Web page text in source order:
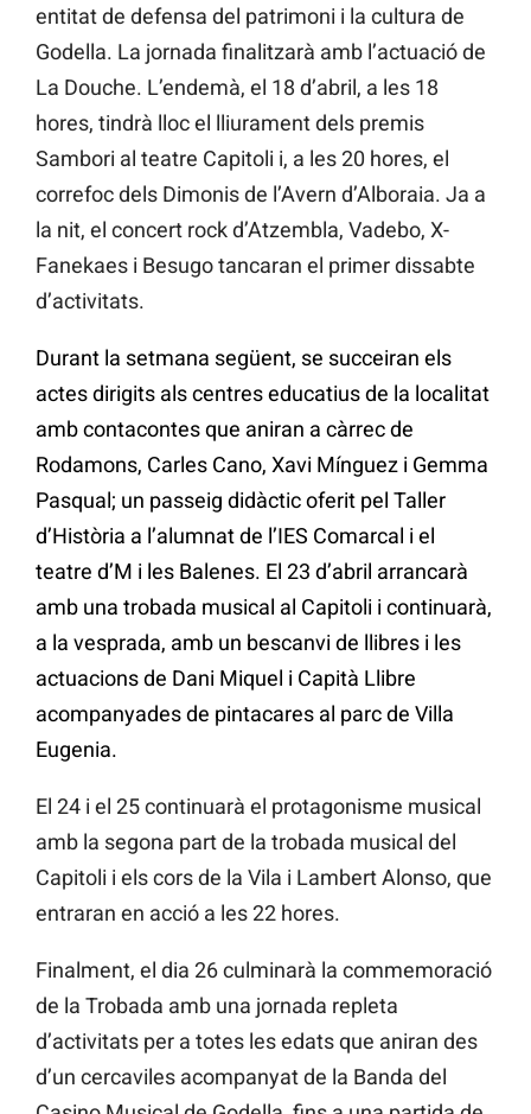
entitat de defensa del patrimoni i la cultura de
Godella. La jornada finalitzarà amb l’actuació de
La Douche. L’endemà, el 18 d’abril, a les 18
hores, tindrà lloc el lliurament dels premis
Sambori al teatre Capitoli i, a les 20 hores, el
correfoc dels Dimonis de l’Avern d’Alboraia. Ja a
la nit, el concert rock d’Atzembla, Vadebo, X-
Fanekaes i Besugo tancaran el primer dissabte
d’activitats.
Durant la setmana següent, se succeiran els
actes dirigits als centres educatius de la localitat
amb contacontes que aniran a càrrec de
Rodamons, Carles Cano, Xavi Mínguez i Gemma
Pasqual; un passeig didàctic oferit pel Taller
d’Història a l’alumnat de l’IES Comarcal i el
teatre d’M i les Balenes. El 23 d’abril arrancarà
amb una trobada musical al Capitoli i continuarà,
a la vesprada, amb un bescanvi de llibres i les
actuacions de Dani Miquel i Capità Llibre
acompanyades de pintacares al parc de Villa
Eugenia.
El 24 i el 25 continuarà el protagonisme musical
amb la segona part de la trobada musical del
Capitoli i els cors de la Vila i Lambert Alonso, que
entraran en acció a les 22 hores.
Finalment, el dia 26 culminarà la commemoració
de la Trobada amb una jornada repleta
d’activitats per a totes les edats que aniran des
d’un cercaviles acompanyat de la Banda del